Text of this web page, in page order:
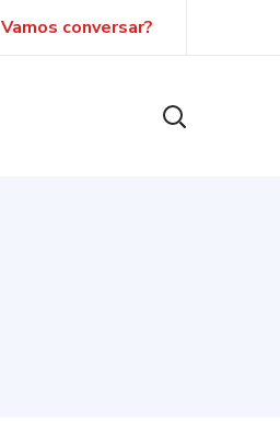
Vamos conversar?